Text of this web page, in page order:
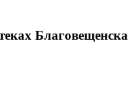
Благовещенска